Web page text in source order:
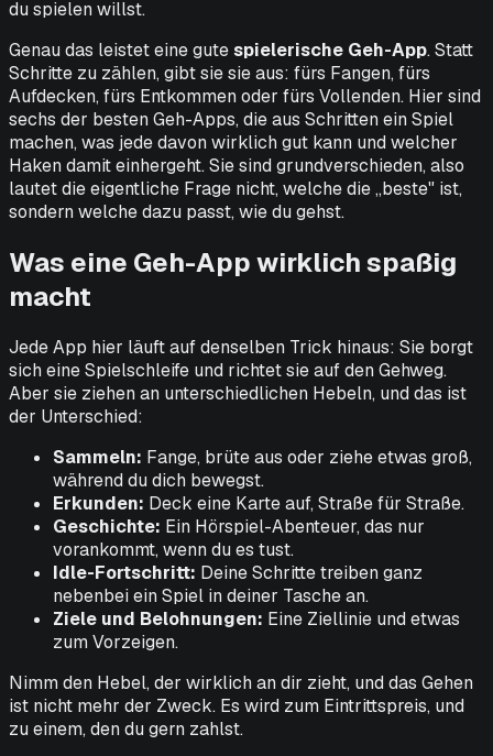
du spielen willst.
Genau das leistet eine gutespielerische Geh-App. Statt
Schritte zu zählen, gibt sie sie aus: fürs Fangen, fürs
Aufdecken, fürs Entkommen oder fürs Vollenden. Hier sind
sechs der besten Geh-Apps, die aus Schritten ein Spiel
machen, was jede davon wirklich gut kann und welcher
Haken damit einhergeht. Sie sind grundverschieden, also
lautet die eigentliche Frage nicht, welche die „beste" ist,
sondern welche dazu passt, wie du gehst.
Was eine Geh-App wirklich spaßig
macht
Jede App hier läuft auf denselben Trick hinaus: Sie borgt
sich eine Spielschleife und richtet sie auf den Gehweg.
Aber sie ziehen an unterschiedlichen Hebeln, und das ist
der Unterschied:
Sammeln: Fange, brüte aus oder ziehe etwas groß,
während du dich bewegst.
Erkunden: Deck eine Karte auf, Straße für Straße.
Geschichte: Ein Hörspiel-Abenteuer, das nur
vorankommt, wenn du es tust.
Idle-Fortschritt: Deine Schritte treiben ganz
nebenbei ein Spiel in deiner Tasche an.
Ziele und Belohnungen: Eine Ziellinie und etwas
zum Vorzeigen.
Nimm den Hebel, der wirklich an dir zieht, und das Gehen
ist nicht mehr der Zweck. Es wird zum Eintrittspreis, und
zu einem, den du gern zahlst.